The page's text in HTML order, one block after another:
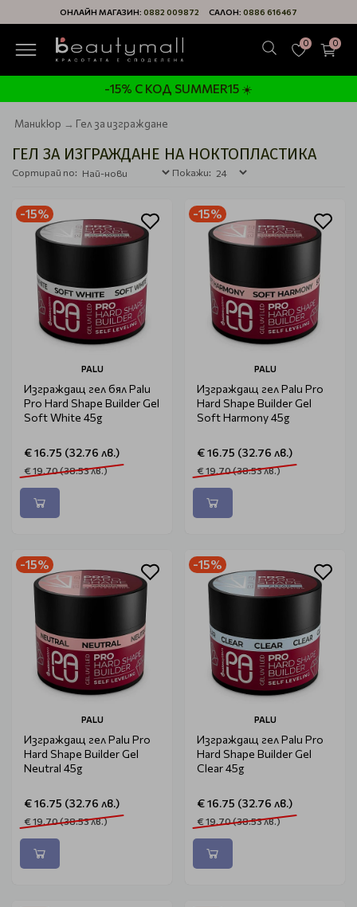
ОНЛАЙН МАГАЗИН: 0882 009872 САЛОН: 0886 616467
0 0
-15% С КОД SUMMER15 ☀️
Маникюр Гел за изграждане
ГЕЛ ЗА ИЗГРАЖДАНЕ НА НОКТОПЛАСТИКА
Сортирай по: Покажи:
-15%
PALU
Изграждащ гел бял Palu
Pro Hard Shape Builder Gel
Soft White 45g
€ 16.75 (32.76 лв.)
€ 19.70 (38.53 лв.)
-15%
PALU
Изграждащ гел Palu Pro
Hard Shape Builder Gel
Soft Harmony 45g
€ 16.75 (32.76 лв.)
€ 19.70 (38.53 лв.)
-15%
PALU
Изграждащ гел Palu Pro
Hard Shape Builder Gel
Neutral 45g
€ 16.75 (32.76 лв.)
€ 19.70 (38.53 лв.)
-15%
PALU
Изграждащ гел Palu Pro
Hard Shape Builder Gel
Clear 45g
€ 16.75 (32.76 лв.)
€ 19.70 (38.53 лв.)